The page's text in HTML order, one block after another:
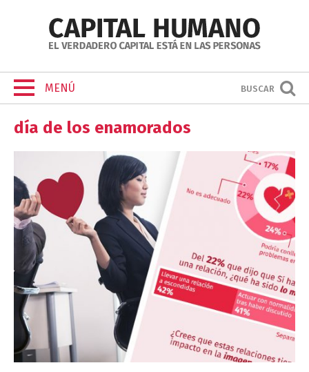
MENÚ BUSCAR
día de los enamorados